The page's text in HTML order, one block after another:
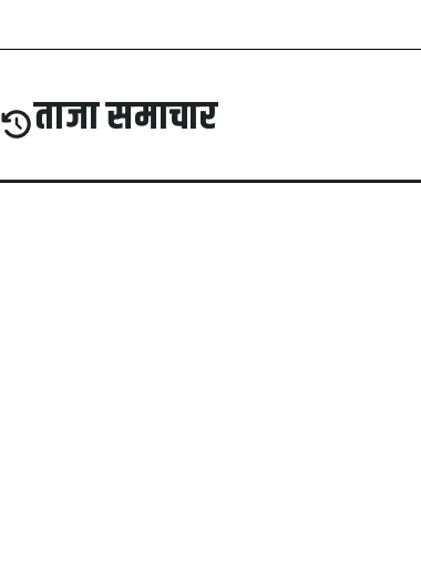
ताजा समाचार